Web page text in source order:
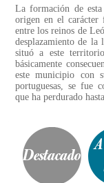
La formación de
origen en el carácter
entre los reinos de
desplazamiento de la
situó a este
básicamente
este municipio con
portuguesas, se fue
que ha perdurado